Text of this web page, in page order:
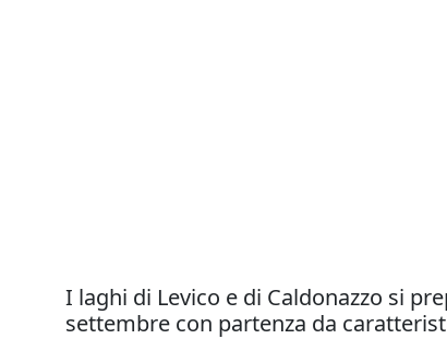
I laghi di Levico e di Caldonazzo si
settembre con partenza da